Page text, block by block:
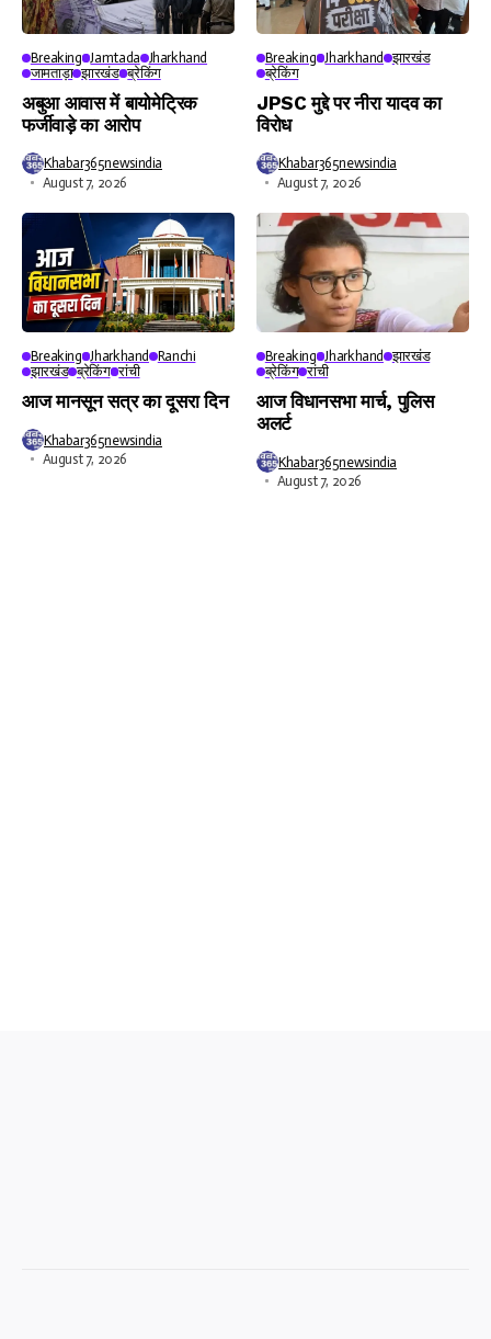
Breaking Jamtada Jharkhand
जामताड़ा झारखंड ब्रेकिंग
अबुआ आवास में बायोमेट्रिक
फर्जीवाड़े का आरोप
Khabar365newsindia
August 7, 2026
Breaking Jharkhand
झारखंड
ब्रेकिंग
JPSC मुद्दे पर नीरा यादव का
विरोध
Khabar365newsindia
August 7, 2026
Breaking Jharkhand
Ranchi
झारखंड ब्रेकिंग रांची
आज मानसून सत्र का दूसरा दिन
Khabar365newsindia
August 7, 2026
Breaking Jharkhand
झारखंड
ब्रेकिंग रांची
आज विधानसभा मार्च, पुलिस
अलर्ट
Khabar365newsindia
August 7, 2026